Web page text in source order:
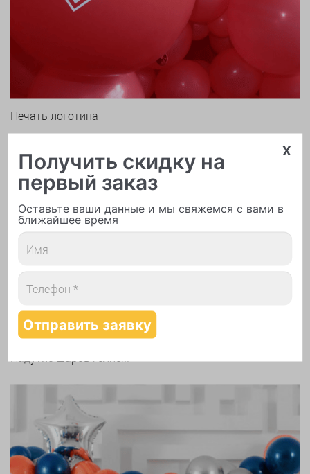
Печать логотипа
Арки и гирлянды из шаров
x
Получить скидку на
первый заказ
Оставьте ваши данные и мы свяжемся с вами в
ближайшее время